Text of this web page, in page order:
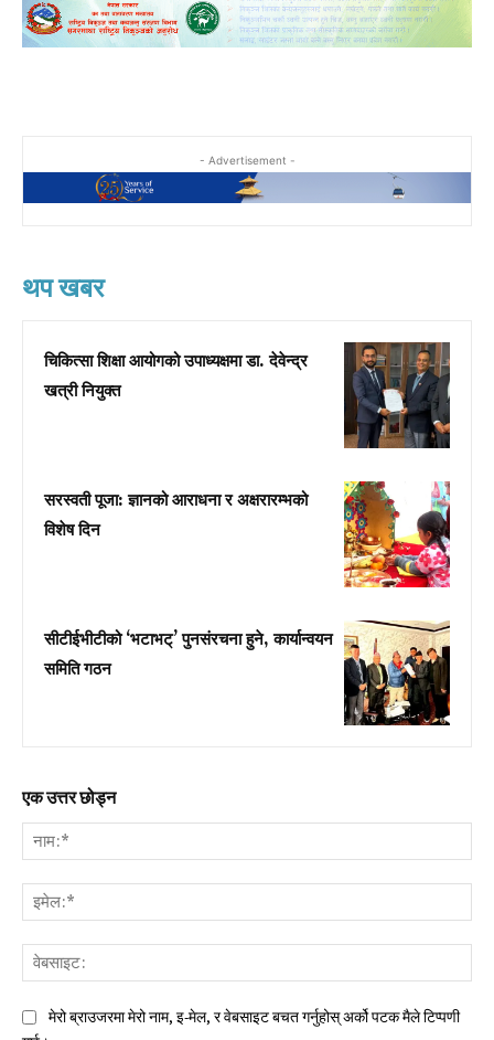
- Advertisement -
थप खबर
चिकित्सा शिक्षा आयोगको उपाध्यक्षमा डा. देवेन्द्र
खत्री नियुक्त
सरस्वती पूजा: ज्ञानको आराधना र अक्षरारम्भको
विशेष दिन
सीटीईभीटीको ‘भटाभट्’ पुनसंरचना हुने, कार्यान्वयन
समिति गठन
एक उत्तर छोड्न
मेरो ब्राउजरमा मेरो नाम, इ-मेल, र वेबसाइट बचत गर्नुहोस् अर्को पटक मैले टिप्पणी